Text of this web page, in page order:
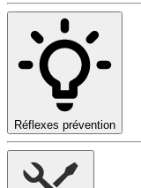
Réflexes prévention